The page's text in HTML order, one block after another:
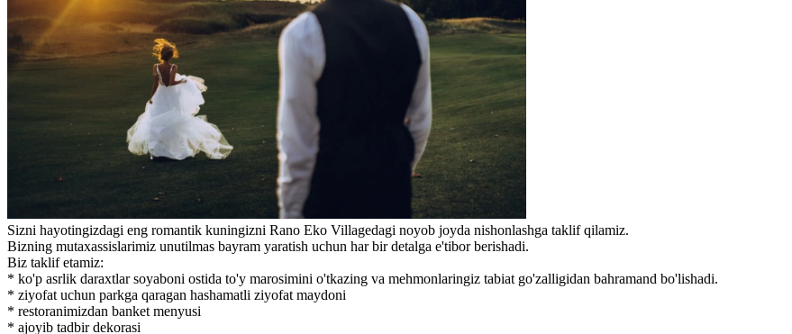
Sizni hayotingizdagi eng romantik kuningizni Rano Eko Villagedagi noyob joyda nishonlashga taklif qilamiz.
Bizning mutaxassislarimiz unutilmas bayram yaratish uchun har bir detalga e'tibor berishadi.
Biz taklif etamiz:
* ko'p asrlik daraxtlar soyaboni ostida to'y marosimini o'tkazing va mehmonlaringiz tabiat go'zalligidan bahramand bo'lishadi.
* ziyofat uchun parkga qaragan hashamatli ziyofat maydoni
* restoranimizdan banket menyusi
* ajoyib tadbir dekorasi